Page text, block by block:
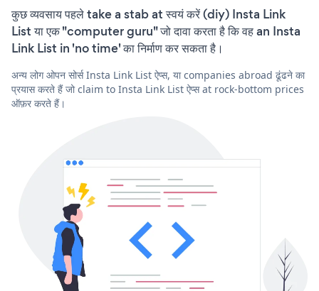
कुछ व्यवसाय पहले take a stab at स्वयं करें (diy) Insta Link
List या एक "computer guru" जो दावा करता है कि वह an Insta
Link List in 'no time' का निर्माण कर सकता है।
अन्य लोग ओपन सोर्स Insta Link List ऐप्स, या companies abroad ढूंढने का
प्रयास करते हैं जो claim to Insta Link List ऐप्स at rock-bottom prices
ऑफ़र करते हैं।